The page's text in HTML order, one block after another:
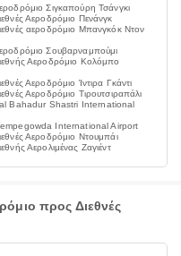
Σιγκαπούρη Τσάνγκι
Αεροδρόμιο Πενάνγκ
αεροδρόμιο Μπανγκόκ Ντον
Σουβαρναμπούμι
Αεροδρόμιο Κολόμπο
Αεροδρόμιο Ίντιρα Γκάντι
Αεροδρόμιο Τιρουτσιραπάλι
Bahadur Shastri International
International Airport
Αεροδρόμιο Ντουμπάι
Αερολιμένας Ζαγιέντ
προς Διεθνές